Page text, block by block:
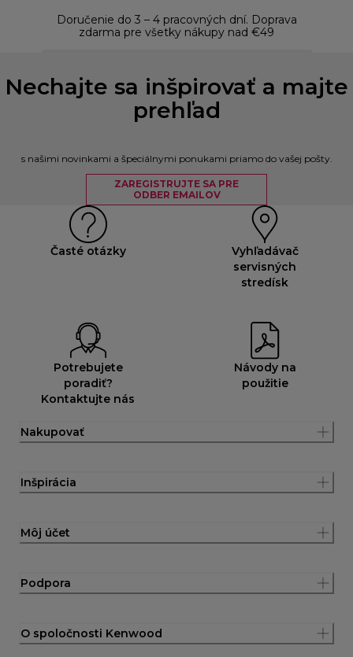
Doručenie do 3 – 4 pracovných dní. Doprava
zdarma pre všetky nákupy nad €49
Nechajte sa inšpirovať a majte
prehľad
s našimi novinkami a špeciálnymi ponukami priamo do vašej pošty.
ZAREGISTRUJTE SA PRE
ODBER EMAILOV
Časté otázky
Vyhľadávač
servisných
stredísk
Potrebujete
poradiť?
Kontaktujte nás
Návody na
použitie
Nakupovať
Inšpirácia
Môj účet
Podpora
O spoločnosti Kenwood